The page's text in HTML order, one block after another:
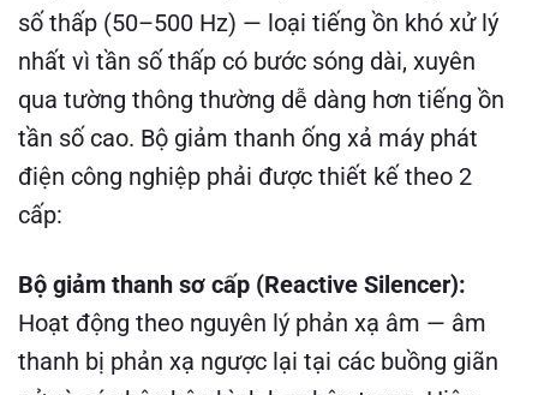
số thấp (50–500 Hz) — loại tiếng ồn khó xử lý
nhất vì tần số thấp có bước sóng dài, xuyên
qua tường thông thường dễ dàng hơn tiếng ồn
tần số cao. Bộ giảm thanh ống xả máy phát
điện công nghiệp phải được thiết kế theo 2
cấp:
Bộ giảm thanh sơ cấp (Reactive Silencer):
Hoạt động theo nguyên lý phản xạ âm — âm
thanh bị phản xạ ngược lại tại các buồng giãn